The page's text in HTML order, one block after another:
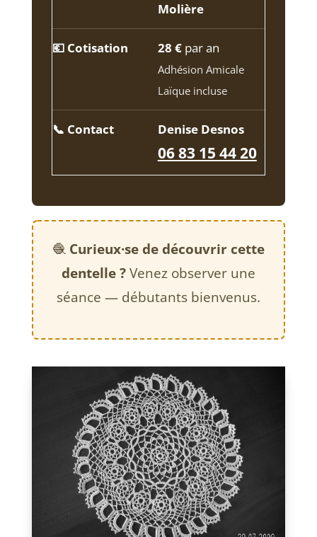
Molière
💶 Cotisation 28 €par an
Adhésion Amicale
Laïque incluse
📞 Contact Denise Desnos
06 83 15 44 20
🧶 Curieux·se de découvrir cette
dentelle ?Venez observer une
séance — débutants bienvenus.